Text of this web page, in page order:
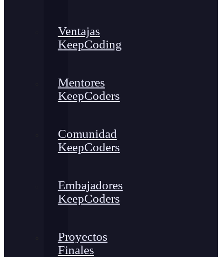
Ventajas
KeepCoding
Mentores
KeepCoders
Comunidad
KeepCoders
Embajadores
KeepCoders
Proyectos
Finales